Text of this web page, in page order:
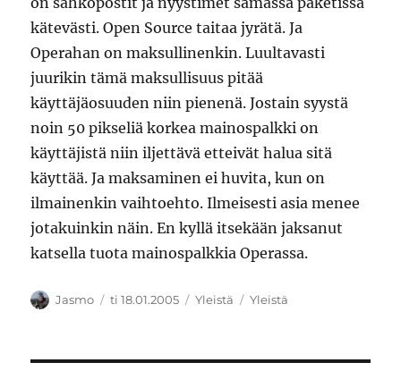
kätevästi. Open Source taitaa jyrätä. Ja
Operahan on maksullinenkin. Luultavasti
juurikin tämä maksullisuus pitää
käyttäjäosuuden niin pienenä. Jostain syystä
noin 50 pikseliä korkea mainospalkki on
käyttäjistä niin iljettävä etteivät halua sitä
käyttää. Ja maksaminen ei huvita, kun on
ilmainenkin vaihtoehto. Ilmeisesti asia menee
jotakuinkin näin. En kyllä itsekään jaksanut
katsella tuota mainospalkkia Operassa.
Kirjoittaja
Jasmo Julkaistu
ti 18.01.2005 Kategoriat
Yleistä Avainsanat
Yleistä